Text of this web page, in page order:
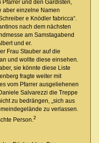
und den Gardisten,
aber einzelne Namen
e Knödler fabricca“.
nach dem nächsten
am Samstagabend
und er.
Frau Stauber auf die
und wollte diese einsehen.
sie könnte diese Liste
fragte weiter mit
vom Pfarrer ausgeliehenen
Salvarezzi die Treppe
zu bedrängen, „sich aus
zu verlassen.
Person.2